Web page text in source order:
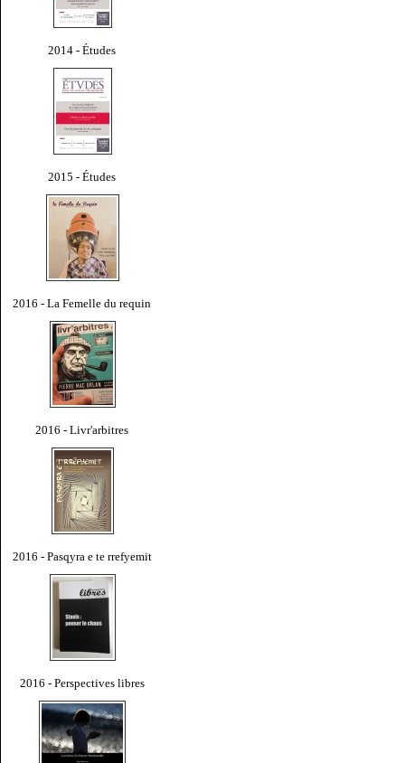
2014 - Études
2015 - Études
2016 - La Femelle du requin
2016 - Livr'arbitres
2016 - Pasqyra e te rrefyemit
2016 - Perspectives libres